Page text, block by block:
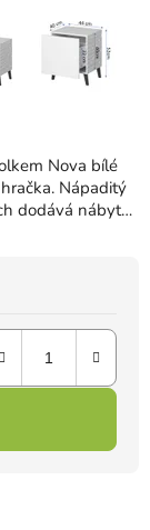
Nova bílé
Nápaditý
dodává nábytku